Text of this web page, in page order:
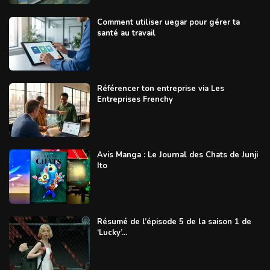
Comment utiliser uegar pour gérer ta
santé au travail
Référencer ton entreprise via Les
Entreprises Frenchy
Avis Manga : Le Journal des Chats de Junji
Ito
Résumé de l’épisode 5 de la saison 1 de
‘Lucky’...